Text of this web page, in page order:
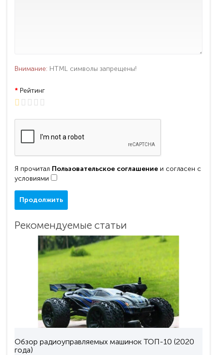
Внимание: HTML символы запрещены!
Рейтинг
Я прочитал Пользовательское соглашение и согласен с
условиями
Продолжить
Рекомендуемые статьи
Обзор радиоуправляемых машинок ТОП-10 (2020
года)